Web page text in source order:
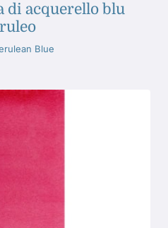
di acquerello blu
Blue